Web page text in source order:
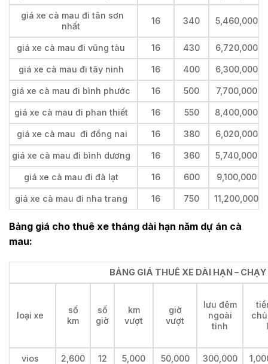
giá xe cà mau đi tân sơn
nhất
16 340 5,460,000
giá xe cà mau đi vũng tàu 16 430 6,720,000
giá xe cà mau đi tây ninh 16 400 6,300,000
giá xe cà mau đi bình phước 16 500 7,700,000
giá xe cà mau đi phan thiết 16 550 8,400,000
giá xe cà mau đi đồng nai 16 380 6,020,000
giá xe cà mau đi bình dương 16 360 5,740,000
giá xe cà mau đi đà lạt 16 600 9,100,000
giá xe cà mau đi nha trang 16 750 11,200,000
Bảng giá cho thuê xe tháng dài hạn năm dự án cà
mau:
BẢNG GIÁ THUÊ XE DÀI HẠN –
loại xe
số
km
số
giờ
km
vượt
giờ
vượt
lưu đêm
ngoài
tỉnh
vios 2,600 12 5,000 50,000 300,000